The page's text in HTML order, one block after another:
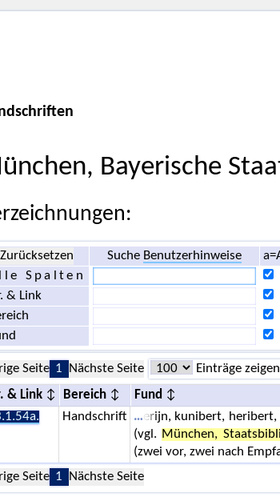
Bayerische
Zurücksetzen Suche Benutzerhinweise
Spalten
& Link
Seite 1 Nächste Seite Einträge zeigen
& Link Bereich
Fund
Handschrift
erijn, kunibert,
(vgl. München,
(zwei vor, zwei nach
Seite 1 Nächste Seite